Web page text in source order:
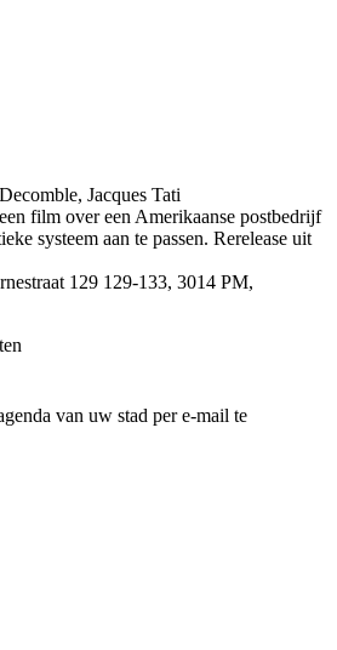
, Jacques Tati
film over een Amerikaanse postbedrijf
systeem aan te passen. Rerelease uit
129 129-133, 3014 PM,
van uw stad per e-mail te